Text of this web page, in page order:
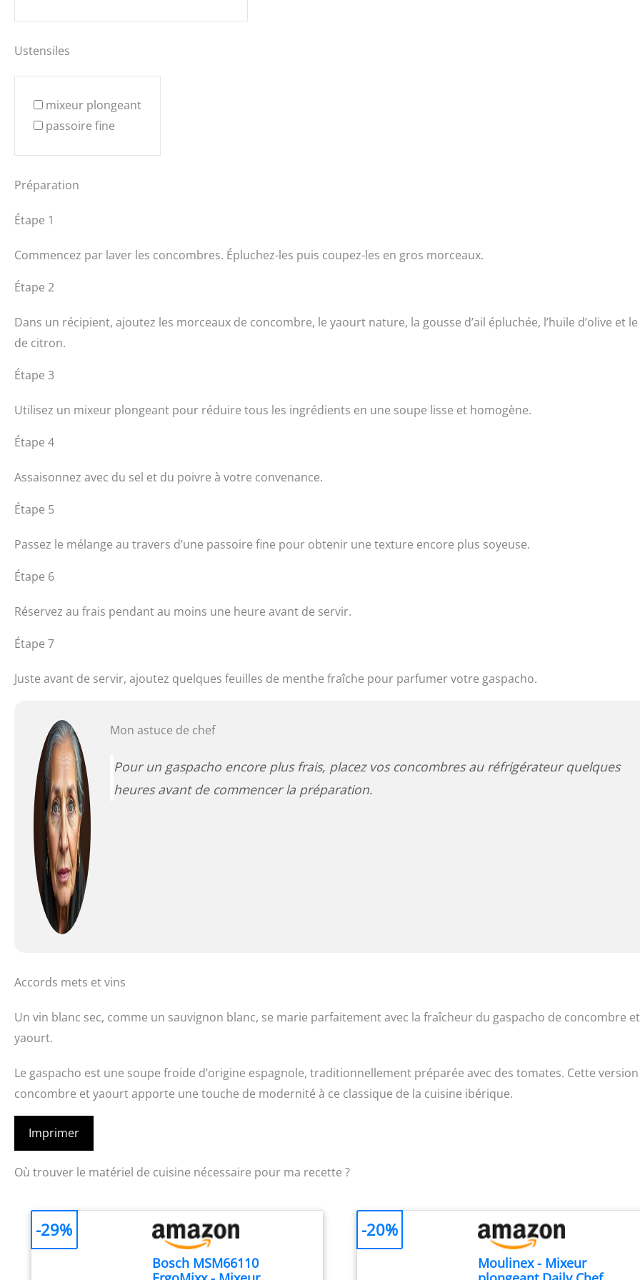
Ustensiles
mixeur plongeant
passoire fine
Préparation
Étape 1
Commencez par laver les concombres. Épluchez-les puis coupez-les en gros morceaux.
Étape 2
Dans un récipient, ajoutez les morceaux de concombre, le yaourt nature, la gousse d’ail épluchée, l’huile d’olive et
de citron.
Étape 3
Utilisez un mixeur plongeant pour réduire tous les ingrédients en une soupe lisse et homogène.
Étape 4
Assaisonnez avec du sel et du poivre à votre convenance.
Étape 5
Passez le mélange au travers d’une passoire fine pour obtenir une texture encore plus soyeuse.
Étape 6
Réservez au frais pendant au moins une heure avant de servir.
Étape 7
Juste avant de servir, ajoutez quelques feuilles de menthe fraîche pour parfumer votre gaspacho.
Mon astuce de chef
Pour un gaspacho encore plus frais, placez vos concombres au réfrigérateur quelques
heures avant de commencer la préparation.
Accords mets et vins
Un vin blanc sec, comme un sauvignon blanc, se marie parfaitement avec la fraîcheur du gaspacho de concombre et
yaourt.
Le gaspacho est une soupe froide d’origine espagnole, traditionnellement préparée avec des tomates. Cette
concombre et yaourt apporte une touche de modernité à ce classique de la cuisine ibérique.
Imprimer
Où trouver le matériel de cuisine nécessaire pour ma recette ?
Bosch MSM66110
-29%
Moulinex - Mixeur
-20%